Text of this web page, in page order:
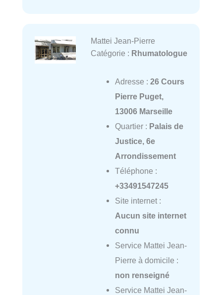
Mattei Jean-Pierre
Catégorie : Rhumatologue
Adresse : 26 Cours
Pierre Puget,
13006 Marseille
Quartier : Palais de
Justice, 6e
Arrondissement
Téléphone :
+33491547245
Site internet :
Aucun site internet
connu
Service Mattei Jean-
Pierre à domicile :
non renseigné
Service Mattei Jean-